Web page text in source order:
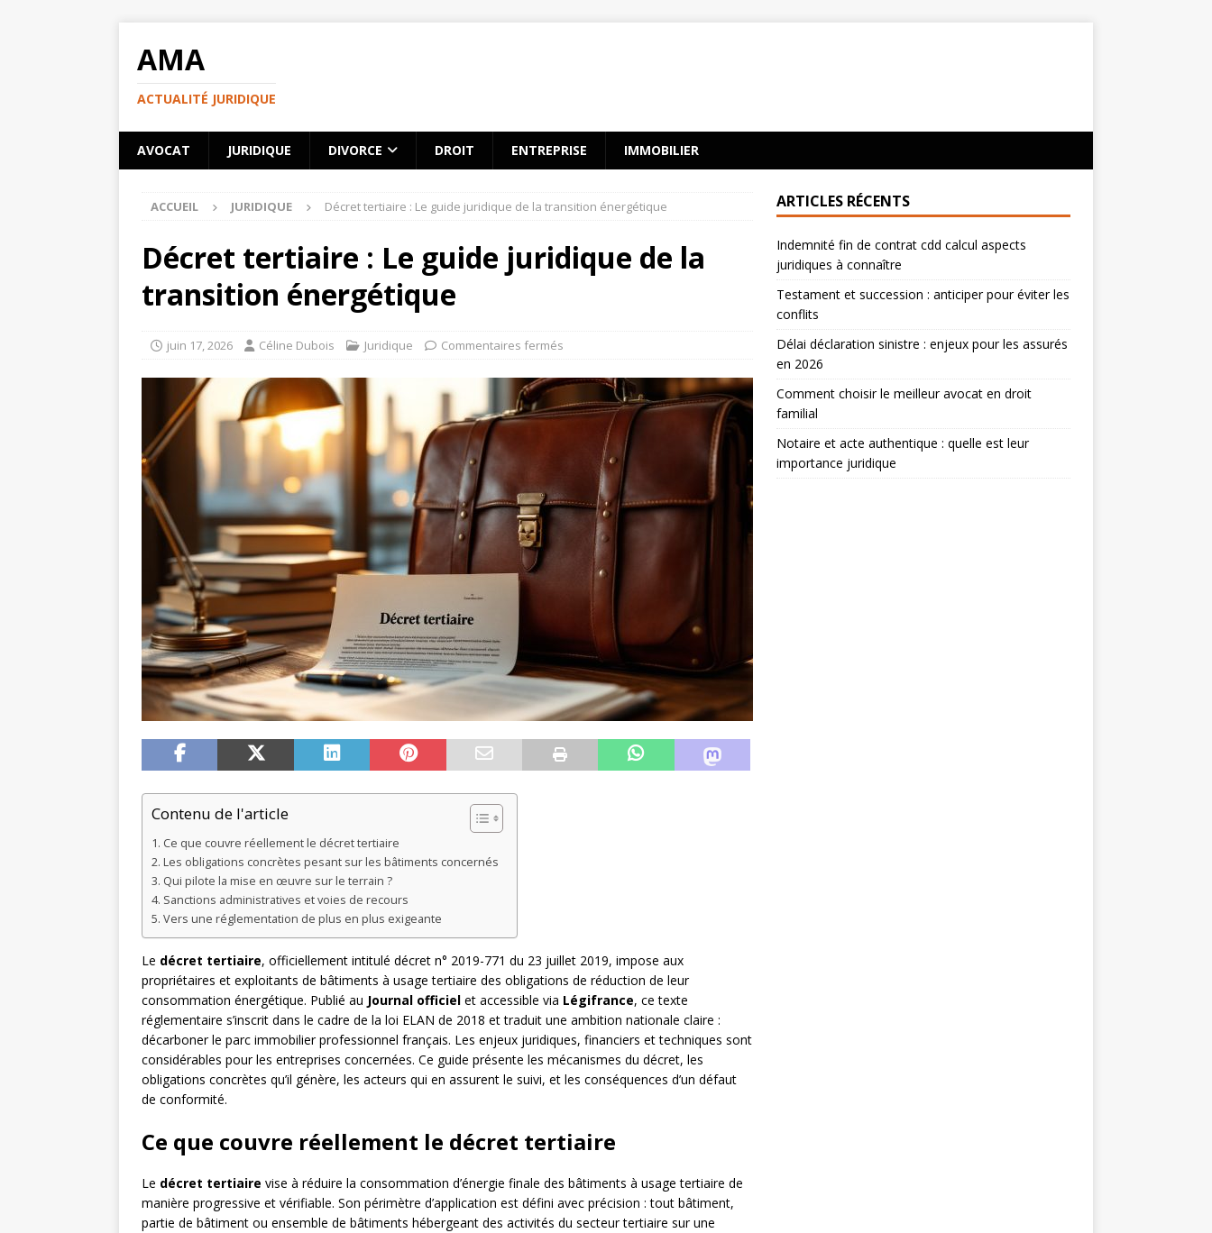
AMA
ACTUALITÉ JURIDIQUE
AVOCAT JURIDIQUE DIVORCE DROIT ENTREPRISE IMMOBILIER
ACCUEIL JURIDIQUE Décret tertiaire : Le guide juridique de la transition énergétique
Décret tertiaire : Le guide juridique de la
transition énergétique
juin 17, 2026 Céline Dubois Juridique Commentaires fermés
Contenu de l'article
Ce que couvre réellement le décret tertiaire
Les obligations concrètes pesant sur les bâtiments concernés
Qui pilote la mise en œuvre sur le terrain ?
Sanctions administratives et voies de recours
Vers une réglementation de plus en plus exigeante
Le décret tertiaire, officiellement intitulé décret n° 2019-771 du 23 juillet 2019, impose aux
propriétaires et exploitants de bâtiments à usage tertiaire des obligations de réduction de leur
consommation énergétique. Publié au Journal officiel et accessible via Légifrance, ce texte
réglementaire s’inscrit dans le cadre de la loi ELAN de 2018 et traduit une ambition nationale claire :
décarboner le parc immobilier professionnel français. Les enjeux juridiques, financiers et techniques sont
considérables pour les entreprises concernées. Ce guide présente les mécanismes du décret, les
obligations concrètes qu’il génère, les acteurs qui en assurent le suivi, et les conséquences d’un défaut
de conformité.
Ce que couvre réellement le décret tertiaire
Le décret tertiaire vise à réduire la consommation d’énergie finale des bâtiments à usage tertiaire de
manière progressive et vérifiable. Son périmètre d’application est défini avec précision : tout bâtiment,
partie de bâtiment ou ensemble de bâtiments hébergeant des activités du secteur tertiaire sur une
ARTICLES RÉCENTS
Indemnité fin de contrat cdd calcul aspects
juridiques à connaître
Testament et succession : anticiper pour éviter les
conflits
Délai déclaration sinistre : enjeux pour les assurés
en 2026
Comment choisir le meilleur avocat en droit
familial
Notaire et acte authentique : quelle est leur
importance juridique